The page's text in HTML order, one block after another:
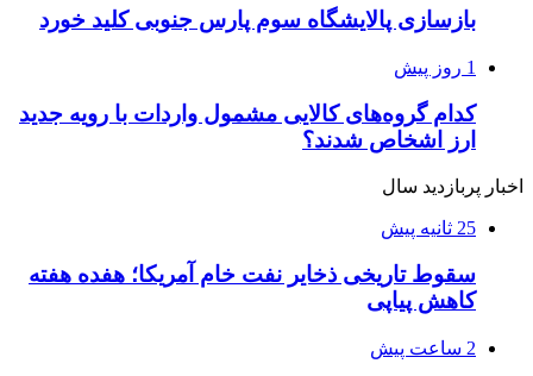
بازسازی پالایشگاه سوم پارس جنوبی کلید خورد
1 روز پیش
کدام گروه‌های کالایی مشمول واردات با رویه جدید
ارز اشخاص شدند؟
اخبار پربازدید سال
25 ثانیه پیش
سقوط تاریخی ذخایر نفت خام آمریکا؛ هفده هفته
کاهش پیاپی
2 ساعت پیش